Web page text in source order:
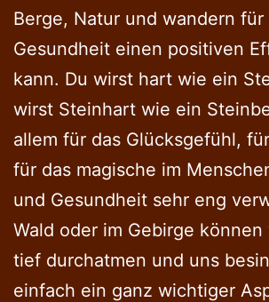
Berge, Natur und wandern für
Gesundheit einen positiven
kann. Du wirst hart wie ein
wirst Steinhart wie ein
allem für das Glücksgefühl,
für das magische im
und Gesundheit sehr eng
Wald oder im Gebirge
tief durchatmen und uns
einfach ein ganz wichtiger